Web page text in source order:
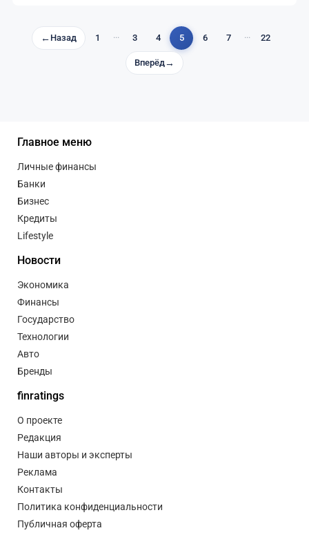
← Назад 1 ··· 3 4 5 6 7 ··· 22
Вперёд→
Главное меню
Личные финансы
Банки
Бизнес
Кредиты
Lifestyle
Новости
Экономика
Финансы
Государство
Технологии
Авто
Бренды
finratings
О проекте
Редакция
Наши авторы и эксперты
Реклама
Контакты
Политика конфиденциальности
Публичная оферта